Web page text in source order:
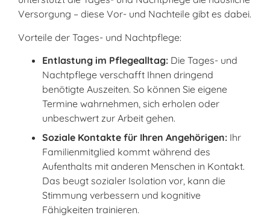
Versorgung – diese Vor- und Nachteile gibt es dabei.
Vorteile der Tages- und Nachtpflege:
Entlastung im Pflegealltag: Die Tages- und
Nachtpflege verschafft Ihnen dringend
benötigte Auszeiten. So können Sie eigene
Termine wahrnehmen, sich erholen oder
unbeschwert zur Arbeit gehen.
Soziale Kontakte für Ihren Angehörigen: Ihr
Familienmitglied kommt während des
Aufenthalts mit anderen Menschen in Kontakt.
Das beugt sozialer Isolation vor, kann die
Stimmung verbessern und kognitive
Fähigkeiten trainieren.